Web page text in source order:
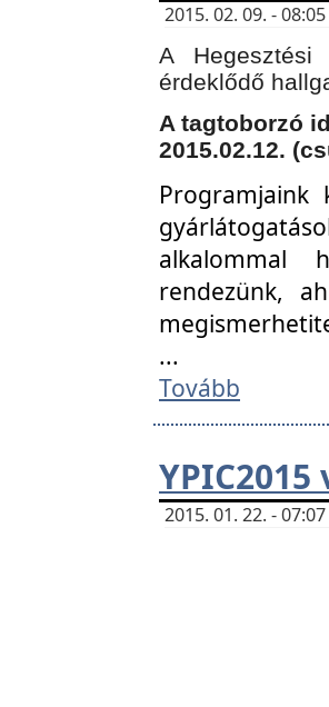
2015. 02. 09. -
A
érdeklődő
A tagtoborzó
2015.02.12.
Programjaink
alkalommal
rendezünk,
...
Tovább
YPIC2015
2015. 01. 22. -